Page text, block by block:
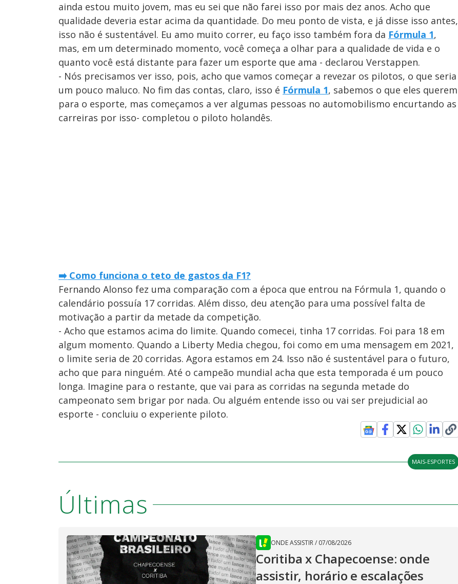
ainda estou muito jovem, mas eu sei que não farei isso por mais dez anos. Acho que
qualidade deveria estar acima da quantidade. Do meu ponto de vista, e já disse isso antes,
isso não é sustentável. Eu amo muito correr, eu faço isso também fora da Fórmula 1,
mas, em um determinado momento, você começa a olhar para a qualidade de vida e o
quanto você está distante para fazer um esporte que ama - declarou Verstappen.
- Nós precisamos ver isso, pois, acho que vamos começar a revezar os pilotos, o que seria
um pouco maluco. No fim das contas, claro, isso é Fórmula 1, sabemos o que eles querem
para o esporte, mas começamos a ver algumas pessoas no automobilismo encurtando as
carreiras por isso- completou o piloto holandês.
➡️ Como funciona o teto de gastos da F1?
Fernando Alonso fez uma comparação com a época que entrou na Fórmula 1, quando o
calendário possuía 17 corridas. Além disso, deu atenção para uma possível falta de
motivação a partir da metade da competição.
- Acho que estamos acima do limite. Quando comecei, tinha 17 corridas. Foi para 18 em
algum momento. Quando a Liberty Media chegou, foi como em uma mensagem em 2021,
o limite seria de 20 corridas. Agora estamos em 24. Isso não é sustentável para o futuro,
acho que para ninguém. Até o campeão mundial acha que esta temporada é um pouco
longa. Imagine para o restante, que vai para as corridas na segunda metade do
campeonato sem brigar por nada. Ou alguém entende isso ou vai ser prejudicial ao
esporte - concluiu o experiente piloto.
MAIS-ESPORTES
Últimas
ONDE ASSISTIR/ 07/08/2026
Coritiba x Chapecoense: onde
assistir, horário e escalações